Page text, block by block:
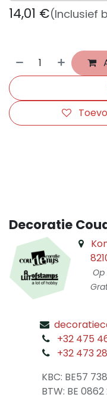
14,01 €(Inclusief
Decoratie
Gratis
+32 475
+32 473
KBC: BE57
BTW: BE 0862